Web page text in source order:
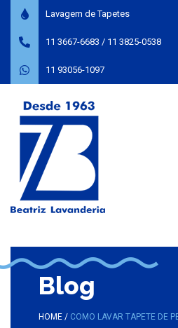
Lavagem de Tapetes
11 3667-6683 / 11 3825-0538
11 93056-1097
Blog
HOME / COMO LAVAR TAPETE DE